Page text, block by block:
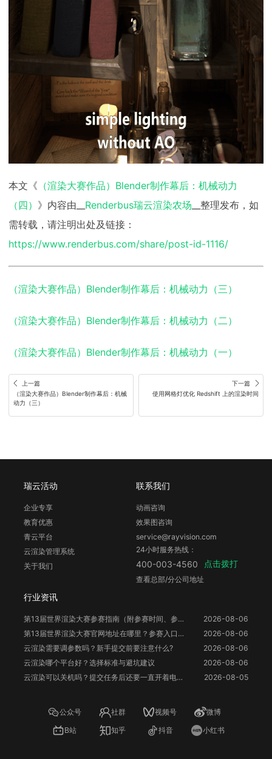
本文《 （渲染大赛作品）Blender制作幕后：机械动力
（四） 》内容由__ Renderbus瑞云渲染农场 __整理发布，如
需转载，请注明出处及链接：
https://www.renderbus.com/share/post-id-1116/
（渲染大赛作品）Blender制作幕后：机械动力（三）
（渲染大赛作品）Blender制作幕后：机械动力（二）
（渲染大赛作品）Blender制作幕后：机械动力（一）
上一篇
（渲染大赛作品）Blender制作幕后：机械
动力（三）
下一篇
使用网格灯优化 Redshift 上的渲染时间
瑞云活动
企业专享
教育优惠
青云平台
云渲染管理系统
关于我们
行业资讯
第13届世界渲染大赛参赛指南（附参赛时间、参赛要求、赛事奖励等）
2026-08-06
第13届世界渲染大赛官网地址在哪里？参赛入口与信息整理
2026-08-06
云渲染需要调参数吗？新手提交前要注意什么?
2026-08-06
云渲染哪个平台好？选择标准与避坑建议
2026-08-06
云渲染可以关机吗？提交任务后还要一直开着电脑吗？
2026-08-05
联系我们
动画咨询
效果图咨询
service@rayvision.com
24小时服务热线：
400-003-4560 点击拨打
查看总部/分公司地址
公众号 社群 视频号
微博
B站
知乎 抖音 小红书